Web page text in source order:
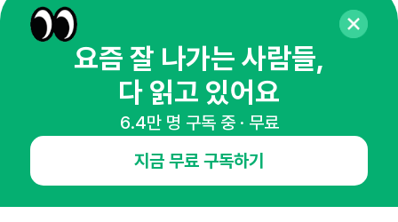
뉴스레터 구독하기
공지사항 제휴문의
인사이터 신청
뉴스레터
광고안내
요즘 잘 나가는 사람들,
다 읽고 있어요
6.4만 명 구독 중 · 무료
지금 무료 구독하기